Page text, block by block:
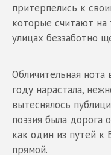
притерпелись к
которые считают на
улицах беззаботно
Обличительная нота
году нарастала,
вытеснялось
поэзия была дорога
как один из путей к
прямой.